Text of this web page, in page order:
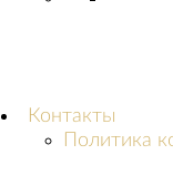
Контакты
Политика